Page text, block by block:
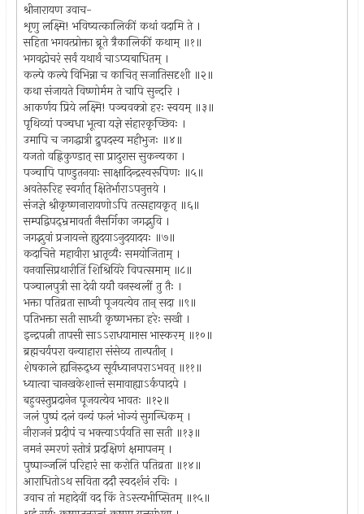
श्रीनारायण उवाच-
शृणु लक्ष्मि! भविष्यत्कालिकीं कथां वदामि ते ।
सहिता भगवत्प्रोक्ता ब्रूते त्रैकालिकीं कथाम् ॥१॥
भगवद्गोचरं सर्वं यथार्थं चाऽप्यबाधितम् ।
कल्पे कल्पे विभिन्ना च काचित् सजातिसदृशी ॥२॥
कथा संजायते विष्णोर्मम ते चापि सुन्दरि ।
आकर्णय प्रिये लक्ष्मि! पञ्चवक्त्रो हरः स्वयम् ॥३॥
पृथिव्यां पञ्चधा भूत्वा यज्ञे संहारकृच्छिवः ।
उमापि च जगद्धात्री द्रुपदस्य महीभुजः ॥४॥
यजतो वह्निकुण्डात् सा प्रादुरास सुकन्यका ।
पञ्चापि पाण्डुतनयाः साक्षादिन्द्रस्वरूपिणः ॥५॥
अवतेरुरिह स्वर्गात् क्षितेर्भाराऽपनुत्तये ।
संजज्ञे श्रीकृष्णनारायणोऽपि तत्सहायकृत् ॥६॥
सम्पद्विपद्भ्रमावर्ता नैसर्गिका जगद्भुवि ।
जगद्भुवां प्रजायन्ते ह्युदयाऽनुदयादयः ॥७॥
कदाचित्ते महावीरा भ्रातृव्यैः समयोजिताम् ।
वनवासिप्रथारीतिं शिश्रियिरे विपत्समाम् ॥८॥
पञ्चालपुत्री सा देवी ययौ वनस्थलीं तु तैः ।
भक्ता पतिव्रता साध्वी पूजयत्येव तान् सदा ॥९॥
पतिभक्ता सती साध्वी कृष्णभक्ता हरेः सखी ।
इन्द्रपत्नी तापसी साऽऽराधयामास भास्करम् ॥१०॥
ब्रह्मचर्यपरा वन्याहारा संसेव्य तान्पतीन् ।
शेषकाले ह्यनिरुद्ध्य सूर्यध्यानपराऽभवत् ॥११॥
ध्यात्वा चानखकेशान्तं समावाह्याऽर्कपादपे ।
बहुवस्तुप्रदानेन पूजयत्येव भावतः ॥१२॥
जलं पुष्पं दलं वन्यं फलं भोज्यं सुगन्धिकम् ।
नीराजनं प्रदीपं च भक्त्याऽर्पयति सा सती ॥१३॥
नमनं स्मरणं स्तोत्रं प्रदक्षिणं क्षमापनम् ।
पुष्पाञ्जलिं परिहारं सा करोति पतिव्रता ॥१४॥
आराधितोऽथ सविता ददौ स्वदर्शनं रविः ।
उवाच तां महादेवीं वद किं तेऽस्त्यभीप्सितम् ॥१५॥